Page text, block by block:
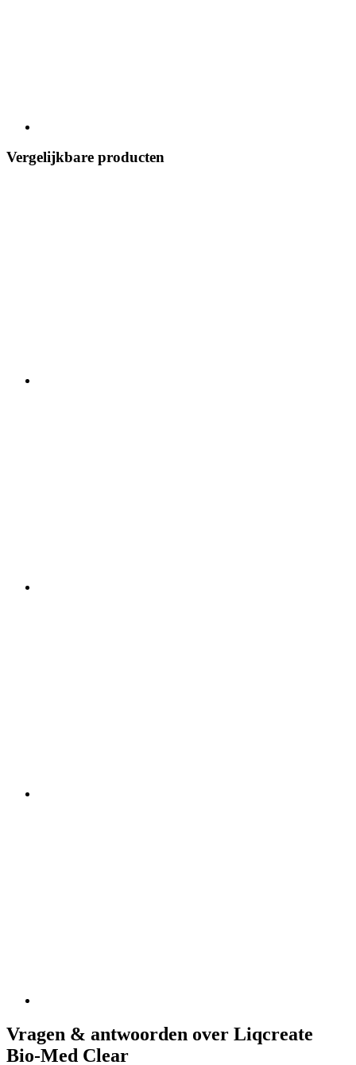
Vergelijkbare producten
Vragen & antwoorden over Liqcreate
Bio-Med Clear